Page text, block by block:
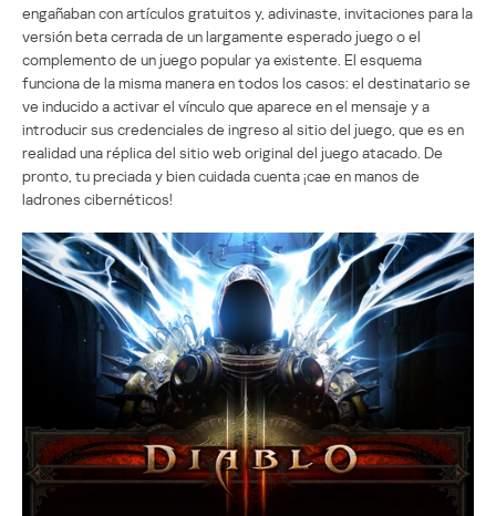
engañaban con artículos gratuitos y, adivinaste, invitaciones para la
versión beta cerrada de un largamente esperado juego o el
complemento de un juego popular ya existente. El esquema
funciona de la misma manera en todos los casos: el destinatario se
ve inducido a activar el vínculo que aparece en el mensaje y a
introducir sus credenciales de ingreso al sitio del juego, que es en
realidad una réplica del sitio web original del juego atacado. De
pronto, tu preciada y bien cuidada cuenta ¡cae en manos de
ladrones cibernéticos!